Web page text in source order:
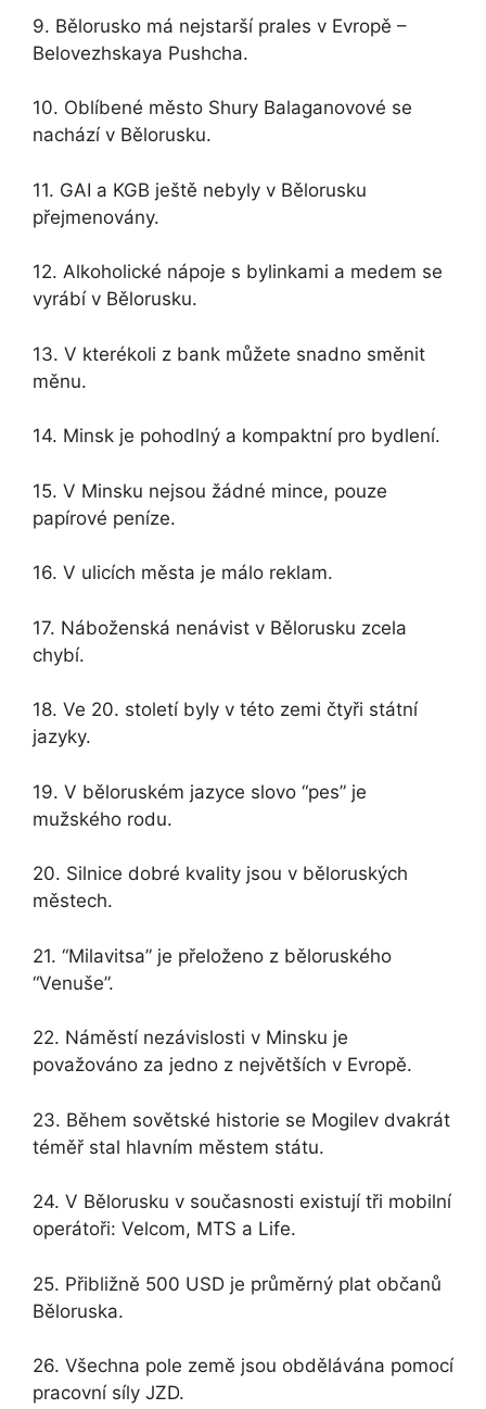
9. Bělorusko má nejstarší prales v Evropě –
Belovezhskaya Pushcha.
10. Oblíbené město Shury Balaganovové se
nachází v Bělorusku.
11. GAI a KGB ještě nebyly v Bělorusku
přejmenovány.
12. Alkoholické nápoje s bylinkami a medem se
vyrábí v Bělorusku.
13. V kterékoli z bank můžete snadno směnit
měnu.
14. Minsk je pohodlný a kompaktní pro bydlení.
15. V Minsku nejsou žádné mince, pouze
papírové peníze.
16. V ulicích města je málo reklam.
17. Náboženská nenávist v Bělorusku zcela
chybí.
18. Ve 20. století byly v této zemi čtyři státní
jazyky.
19. V běloruském jazyce slovo “pes” je
mužského rodu.
20. Silnice dobré kvality jsou v běloruských
městech.
21. “Milavitsa” je přeloženo z běloruského
“Venuše”.
22. Náměstí nezávislosti v Minsku je
považováno za jedno z největších v Evropě.
23. Během sovětské historie se Mogilev dvakrát
téměř stal hlavním městem státu.
24. V Bělorusku v současnosti existují tři mobilní
operátoři: Velcom, MTS a Life.
25. Přibližně 500 USD je průměrný plat občanů
Běloruska.
26. Všechna pole země jsou obdělávána pomocí
pracovní síly JZD.